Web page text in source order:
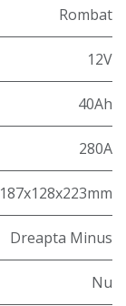
Rombat
12V
40Ah
280A
187x128x223mm
Dreapta Minus
Nu